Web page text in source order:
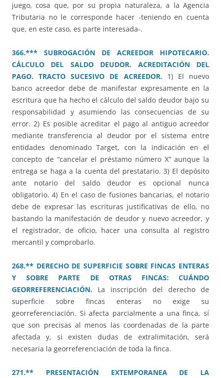
juego, cosa que, por su propia naturaleza, a la Agencia
Tributaria no le corresponde hacer -teniendo en cuenta
que, en este caso, es parte interesada-.
366.*** SUBROGACIÓN DE ACREEDOR HIPOTECARIO.
CÁLCULO DEL SALDO DEUDOR. ACREDITACIÓN DEL
PAGO. TRACTO SUCESIVO DE ACREEDOR.
1) El nuevo
banco acreedor debe de manifestar expresamente en la
escritura que ha hecho el cálculo del saldo deudor bajo su
responsabilidad y asumiendo las consecuencias de su
error. 2) Es posible acreditar el pago al antiguo acreedor
mediante transferencia al deudor por el sistema entre
entidades denominado Target, con la indicación en el
concepto de “cancelar el préstamo número X” aunque la
entrega se haga a la cuenta del prestatario. 3) El depósito
ante notario del saldo deudor es opcional nunca
obligatorio. 4) En el caso de fusiones bancarias, el notario
debe de expresar las escrituras justificativas de ello, no
bastando la manifestación de deudor y nuevo acreedor, y
el registrador, de oficio, hacer una consulta al registro
mercantil y comprobarlo.
268.** DERECHO DE SUPERFICIE SOBRE FINCAS ENTERAS
Y SOBRE PARTE DE OTRAS FINCAS: CUÁNDO
GEORREFERENCIACIÓN. La inscripción del derecho de
superficie sobre fincas enteras no exige su
georreferenciación. Si afecta parcialmente a una finca, sí
que son precisas al menos las coordenadas de la parte
afectada y, si existen dudas de extralimitación, será
necesaria la georreferenciación de toda la finca.
271.** PRESENTACIÓN EXTEMPORANEA DE LA